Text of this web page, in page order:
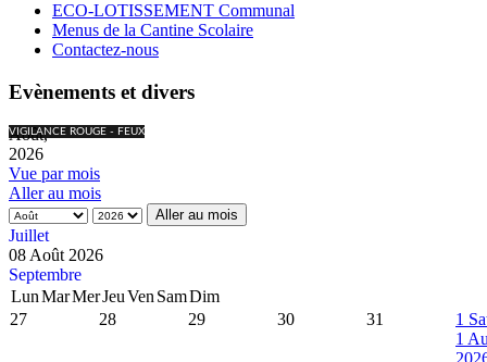
ECO-LOTISSEMENT Communal
Menus de la Cantine Scolaire
Contactez-nous
Evènements et divers
VIGILANCE ROUGE - FEUX
Août,
2026
Vue par mois
Aller au mois
Aller au mois
Juillet
08 Août 2026
Septembre
LunMarMerJeuVen SamDim
27
28 29 30 31 1
1